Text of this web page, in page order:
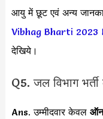
आयु में छूट एवं अन्य
Vibhag Bharti 2023
देखिये।
Q5. जल विभाग
Ans. उम्मीदवार केवल